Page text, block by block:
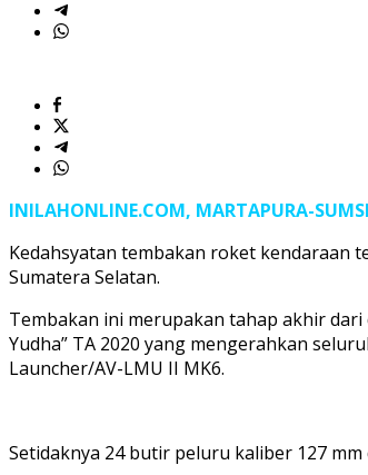
INILAHONLINE.COM, MARTAPURA-
Kedahsyatan tembakan roket kendaraan
Sumatera Selatan.
Tembakan ini merupakan tahap akhir
Yudha” TA 2020 yang mengerahkan
Launcher/AV-LMU II MK6.
Setidaknya 24 butir peluru kaliber 127